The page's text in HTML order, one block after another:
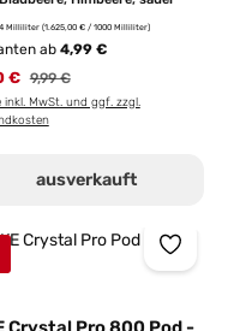
Wert ein
4 Milliliter (1.625,00 € / 1000 Milliliter)
ab4,99 €
€ Regulärer Preis:
9,99 €
inkl. MwSt. und ggf. zzgl.
ausverkauft